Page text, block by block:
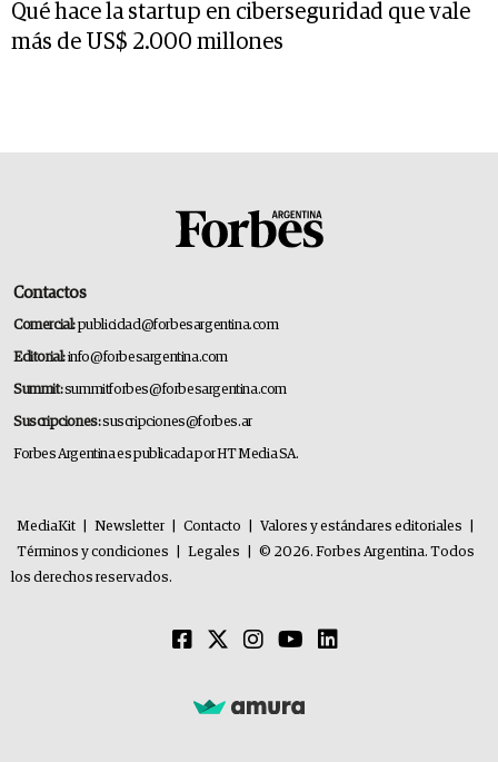
Qué hace la startup en ciberseguridad que vale
más de US$ 2.000 millones
Contactos
Comercial:publicidad@forbesargentina.com
Editorial:info@forbesargentina.com
Summit:summitforbes@forbesargentina.com
Suscripciones:suscripciones@forbes.ar
Forbes Argentina es publicada por HT Media SA.
MediaKit Newsletter Contacto Valores y estándares editoriales
Términos y condiciones
Legales
© 2026. Forbes Argentina. Todos
los derechos reservados.